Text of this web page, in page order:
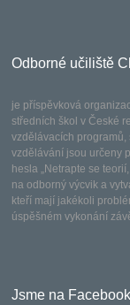
Odborné učiliště
je příspěvková
středních škol v České
vzdělávacích
vzdělávání jsou určeny
hesla „Netrapte se
na odborný výcvik a
kteří mají jakékoli
úspěšném vykonání
Jsme na